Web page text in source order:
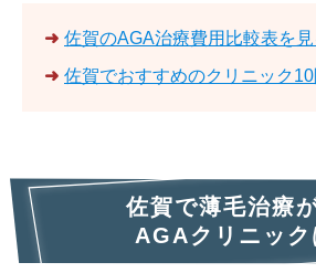
➜ 佐賀のAGA治療費用比較表を見
➜ 佐賀でおすすめのクリニック
佐賀で薄毛治療
AGAクリニック